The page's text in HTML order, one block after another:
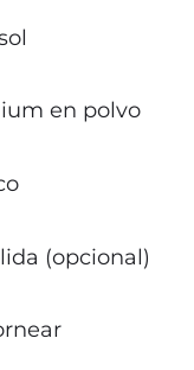
en polvo
(opcional)